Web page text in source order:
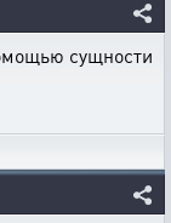
сущности